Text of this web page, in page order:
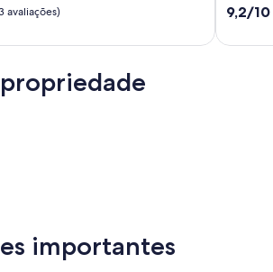
avaliações)
NETFLIX
perto
9.2
10,
9,2/10
importantes